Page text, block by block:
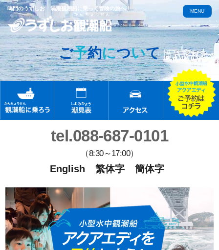
鳴門のうずしお 渦潮観潮船に乗って冒険の旅へ！
tel.088-687-0101
（8:30～17:00）
English 繁体字 簡体字
MENU
ご予約について